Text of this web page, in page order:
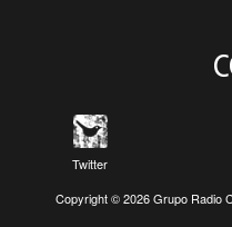
Twitter
Copyright ©2026 Grupo Radio